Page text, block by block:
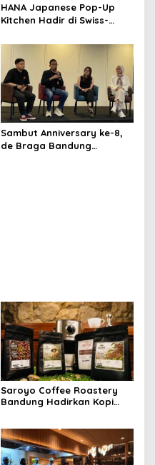
HANA Japanese Pop-Up
Kitchen Hadir di Swiss-
Bandung, Tawarkan
Pengalaman Omakase
Eksklusif
Sambut Anniversary ke-8,
de Braga Bandung
Saroyo Coffee Roastery
Bandung Hadirkan Kopi